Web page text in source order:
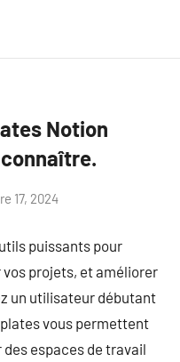
Notion
17, 2024
puissants pour
projets, et améliorer
un utilisateur débutant
vous permettent
espaces de travail